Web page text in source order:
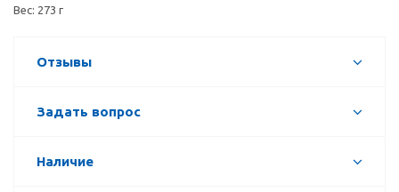
Вес: 273 г
Отзывы
Задать вопрос
Наличие